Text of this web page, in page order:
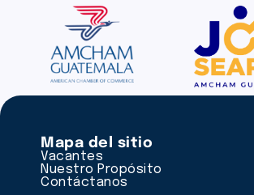
Mapa del sitio
Vacantes
Nuestro Propósito
Contáctanos